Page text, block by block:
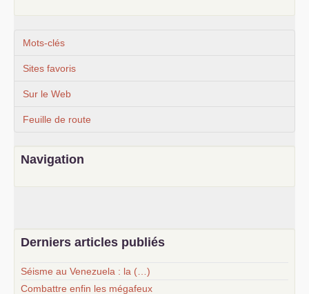
Mots-clés
Sites favoris
Sur le Web
Feuille de route
Navigation
Derniers articles publiés
Séisme au Venezuela : la (…)
Combattre enfin les mégafeux